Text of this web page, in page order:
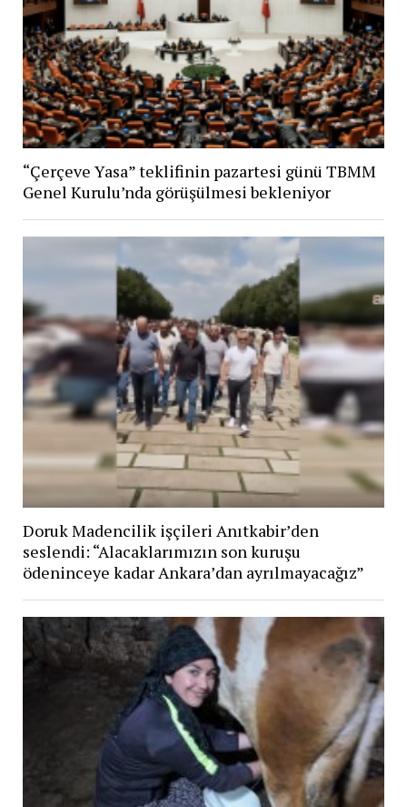
“Çerçeve Yasa” teklifinin pazartesi günü TBMM
Genel Kurulu’nda görüşülmesi bekleniyor
Doruk Madencilik işçileri Anıtkabir’den
seslendi: “Alacaklarımızın son kuruşu
ödeninceye kadar Ankara’dan ayrılmayacağız”